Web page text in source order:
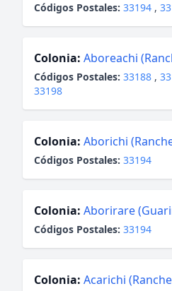
Códigos Postales: 33194 ,
Colonia: Aboreachi
Códigos Postales: 33188 ,
33198
Colonia: Aborichi
Códigos Postales: 33194
Colonia: Aborirare
Códigos Postales: 33194
Colonia: Acarichi